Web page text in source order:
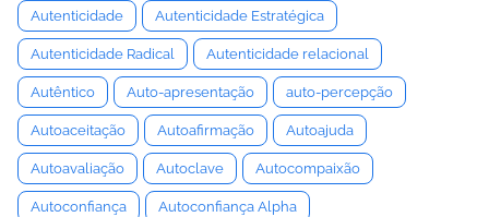
Autenticidade Autenticidade Estratégica
Autenticidade Radical Autenticidade relacional
Autêntico Auto-apresentação auto-percepção
Autoaceitação Autoafirmação Autoajuda
Autoavaliação Autoclave Autocompaixão
Autoconfiança Autoconfiança Alpha